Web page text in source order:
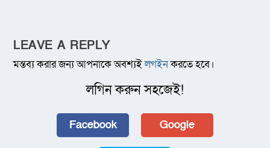
LEAVE A REPLY
মন্তব্য করার জন্য আপনাকে অবশ্যইলগইনকরতে হবে।
লগিন করুন সহজেই!
Facebook Google